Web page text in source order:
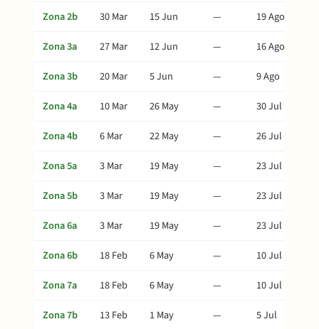
Zona 2b
30 Mar 15 Jun —
19 Ago
Zona 3a
27 Mar 12 Jun —
16 Ago
Zona 3b
20 Mar 5 Jun —
9 Ago
Zona 4a
10 Mar 26 May —
30 Jul
Zona 4b
6 Mar 22 May —
26 Jul
Zona 5a
3 Mar 19 May —
23 Jul
Zona 5b
3 Mar 19 May —
23 Jul
Zona 6a
3 Mar 19 May —
23 Jul
Zona 6b
18 Feb 6 May —
10 Jul
Zona 7a
18 Feb 6 May —
10 Jul
Zona 7b
13 Feb 1 May —
5 Jul